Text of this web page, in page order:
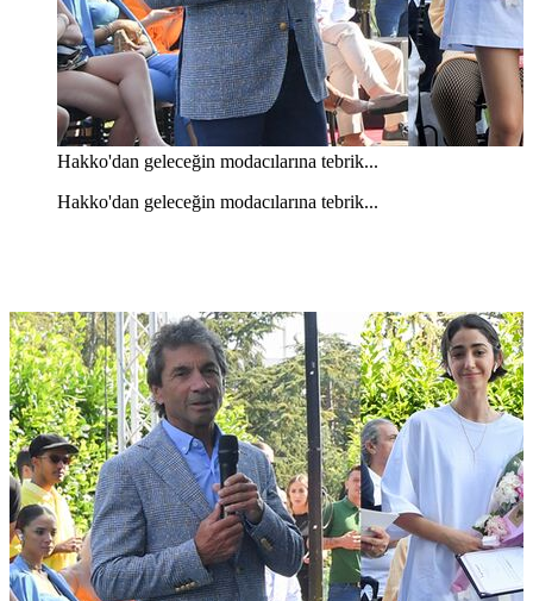
Hakko'dan geleceğin modacılarına tebrik...
Hakko'dan geleceğin modacılarına tebrik...